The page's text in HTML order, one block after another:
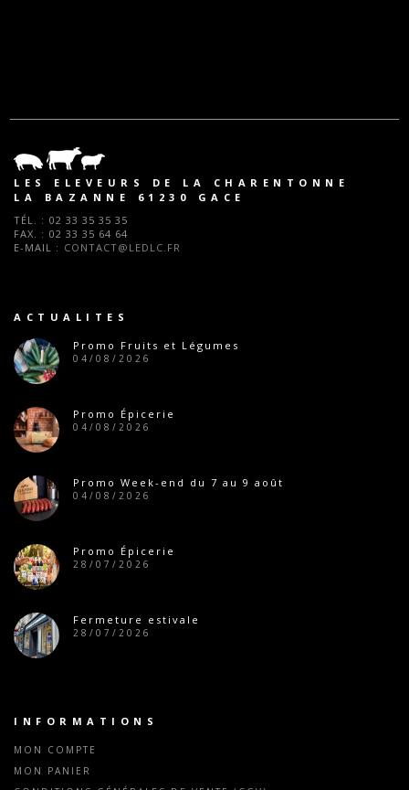
LES ELEVEURS DE LA CHARENTONNE
LA BAZANNE 61230 GACE
TÉL. : 02 33 35 35 35
FAX. : 02 33 35 64 64
E-MAIL : CONTACT@LEDLC.FR
ACTUALITES
Promo Fruits et Légumes
04/08/2026
Promo Épicerie
04/08/2026
Promo Week-end du 7 au 9 août
04/08/2026
Promo Épicerie
28/07/2026
Fermeture estivale
28/07/2026
INFORMATIONS
MON COMPTE
MON PANIER